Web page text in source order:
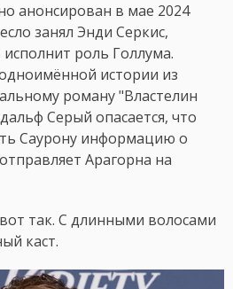
анонсирован в мае 2024
занял Энди Серкис,
роль Голлума.
истории из
роману "Властелин
Серый опасается, что
Саурону информацию о
Арагорна на
так. С длинными волосами
каст.